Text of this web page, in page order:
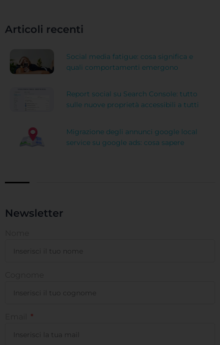
Articoli recenti
Social media fatigue: cosa significa e
quali comportamenti emergono
Report social su Search Console: tutto
sulle nuove proprietà accessibili a tutti
Migrazione degli annunci google local
service su google ads: cosa sapere
Newsletter